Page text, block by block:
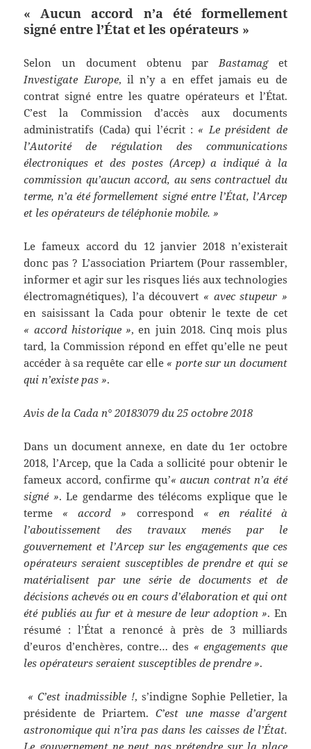
« Aucun accord n’a été formellement
signé entre l’État et les opérateurs »
Selon un document obtenu parBastamaget
Investigate Europe, il n’y a en effet jamais eu de
contrat signé entre les quatre opérateurs et l’État.
C’est la Commission d’accès aux documents
administratifs (Cada) qui l’écrit : « Le président de
l’Autorité de régulation des communications
électroniques et des postes (Arcep) a indiqué à la
commission qu’aucun accord, au sens contractuel du
terme, n’a été formellement signé entre l’État, l’Arcep
et les opérateurs de téléphonie mobile. »
Le fameux accord du 12 janvier 2018 n’existerait
donc pas ? L’association Priartem (Pour rassembler,
informer et agir sur les risques liés aux technologies
électromagnétiques), l’a découvert « avec stupeur »
en saisissant la Cada pour obtenir le texte de cet
« accord historique », en juin 2018. Cinq mois plus
tard, la Commission répond en effet qu’elle ne peut
accéder à sa requête car elle « porte sur un document
qui n’existe pas ».
Avis de la Cada n° 20183079 du 25 octobre 2018
Dans un document annexe, en date du 1er octobre
2018, l’Arcep, que la Cada a sollicité pour obtenir le
fameux accord, confirme qu’« aucun contrat n’a été
signé ». Le gendarme des télécoms explique que le
terme « accord » correspond « en réalité à
l’aboutissement des travaux menés par le
gouvernement et l’Arcep sur les engagements que ces
opérateurs seraient susceptibles de prendre et qui se
matérialisent par une série de documents et de
décisions achevés ou en cours d’élaboration et qui ont
été publiés au fur et à mesure de leur adoption ». En
résumé : l’État a renoncé à près de 3 milliards
d’euros d’enchères, contre… des « engagements que
les opérateurs seraient susceptibles de prendre ».
« C’est inadmissible !, s’indigne Sophie Pelletier, la
présidente de Priartem. C’est une masse d’argent
astronomique qui n’ira pas dans les caisses de l’État.